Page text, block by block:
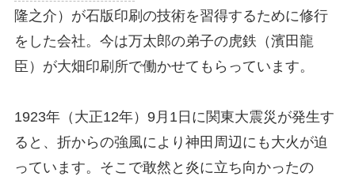
隆之介）が石版印刷の技術を習得するために修行
をした会社。今は万太郎の弟子の虎鉄（濱田龍
臣）が大畑印刷所で働かせてもらっています。
1923年（大正12年）9月1日に関東大震災が発生す
ると、折からの強風により神田周辺にも大火が迫
っています。そこで敢然と炎に立ち向かったの